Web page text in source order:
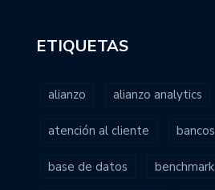
ETIQUETAS
alianzo alianzo analytics
atención al cliente bancos
base de datos benchmark